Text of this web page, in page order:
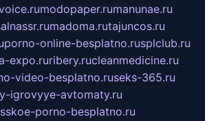
modopaper.rumanunae.ru
madoma.rutajuncos.ru
porno-online-besplatno.rusplclub.ru
expo.ruribery.rucleanmedicine.ru
video-besplatno.ruseks-365.ru
igrovyye-avtomaty.ru
porno-besplatno.ru